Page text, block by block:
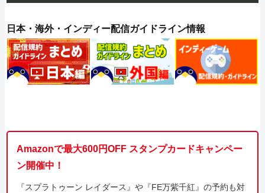
日本・海外・インディー配信ガイドライン情報
Amazonで最大600円OFF スタンプカードキャンペー
ン開催中！
『スプラトゥーン レイダース』や『FE万紫千紅』の予約も対